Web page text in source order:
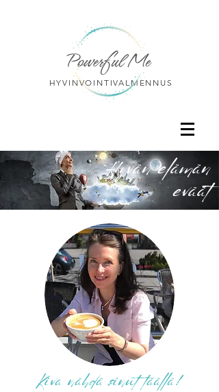
HYVINVOINTIVALMENNUS
Hyvän elämän
eväät
Kiva nähdä sinut täällä!